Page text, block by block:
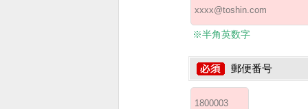
※半角英数字
郵便番号